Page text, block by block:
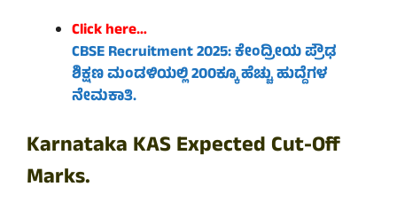
Click here…
CBSE Recruitment 2025: ಕೇಂದ್ರೀಯ ಪ್ರೌಢ
ಶಿಕ್ಷಣ ಮಂಡಳಿಯಲ್ಲಿ 200ಕ್ಕೂ ಹೆಚ್ಚು ಹುದ್ದೆಗಳ
ನೇಮಕಾತಿ.
Karnataka KAS Expected Cut-Off
Marks.